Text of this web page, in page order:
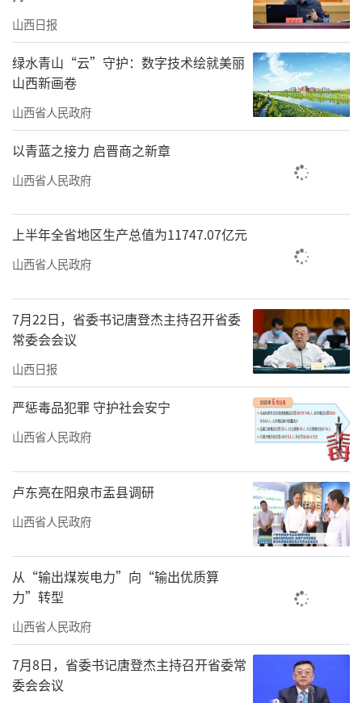
团将继续搭建传统与青春对话的桥梁，让文化
传承在创新中生生不息。
（李炼）
责任编辑：何剑
山西日报
绿水青山“云”守护：数字技术绘就美丽
山西新画卷
山西省人民政府
以青蓝之接力 启晋商之新章
山西省人民政府
上半年全省地区生产总值为11747.07亿元
山西省人民政府
7月22日，省委书记唐登杰主持召开省委
常委会会议
山西日报
严惩毒品犯罪 守护社会安宁
山西省人民政府
卢东亮在阳泉市盂县调研
山西省人民政府
从“输出煤炭电力”向“输出优质算
力”转型
山西省人民政府
7月8日，省委书记唐登杰主持召开省委常
委会会议